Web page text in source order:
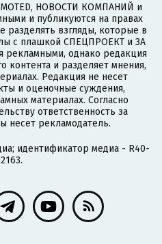
НОВОСТИ КОМПАНИЙ и
и публикуются на правах
взгляды, которые в
с плашкой СПЕЦПРОЕКТ и ЗА
однако редакция
контента и разделяет мнения,
Редакция не несет
и оценочные суждения,
материалах. Согласно
ответственность за
несет рекламодатель.
идентификатор медиа - R40-